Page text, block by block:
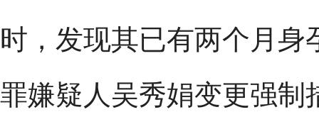
时，发现其已有两个月
罪嫌疑人吴秀娟变更强制